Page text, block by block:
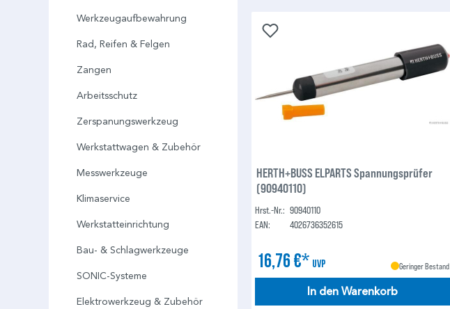
Werkzeugaufbewahrung
Rad, Reifen & Felgen
Zangen
Arbeitsschutz
Zerspanungswerkzeug
Werkstattwagen & Zubehör
Messwerkzeuge
Klimaservice
Werkstatteinrichtung
Bau- & Schlagwerkzeuge
SONIC-Systeme
Elektrowerkzeug & Zubehör
HERTH+BUSS ELPARTS Spannungsprüfer
(90940110)
Hrst.-Nr.: 90940110
EAN:
4026736352615
16,76 €* UVP Geringer Bestand
In den Warenkorb